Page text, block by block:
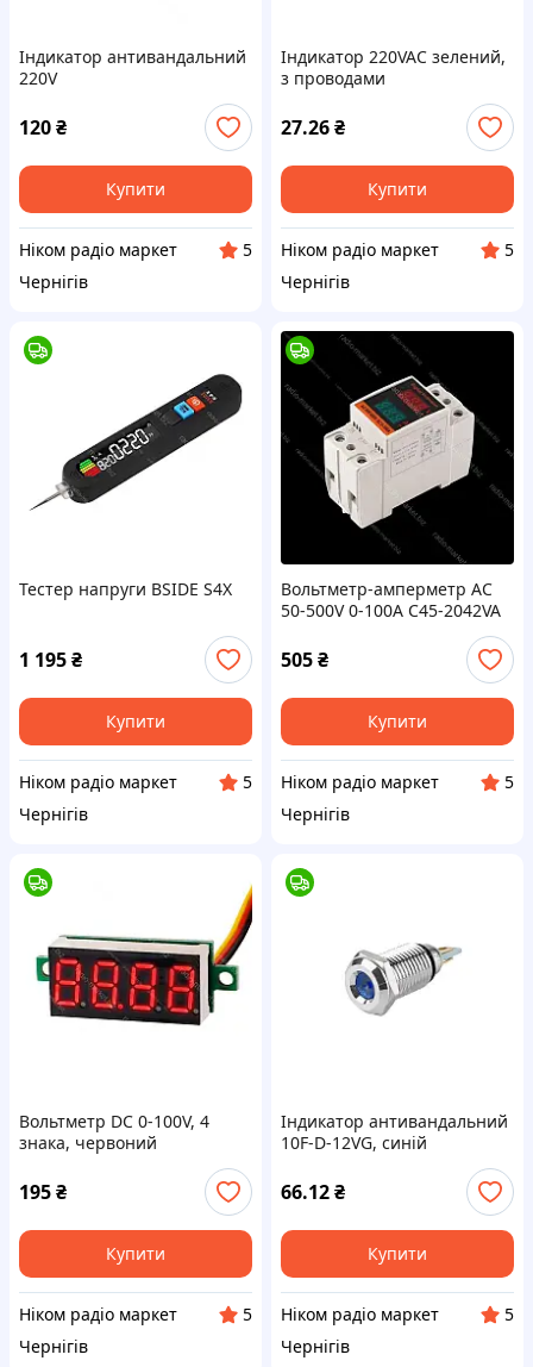
Індикатор антивандальний
220V
120₴
Купити
Ніком радіо маркет
5
Чернігів
Індикатор 220VAC зелений,
з проводами
27.26₴
Купити
Ніком радіо маркет
5
Чернігів
Тестер напруги BSIDE S4X
1 195₴
Купити
Ніком радіо маркет
5
Чернігів
Вольтметр-амперметр AC
50-500V 0-100A C45-2042VA
505₴
Купити
Ніком радіо маркет
5
Чернігів
Вольтметр DC 0-100V, 4
знака, червоний
195₴
Купити
Ніком радіо маркет
5
Чернігів
Індикатор антивандальний
10F-D-12VG, синій
66.12₴
Купити
Ніком радіо маркет
5
Чернігів